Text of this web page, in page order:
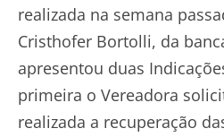
realizada na semana
Cristhofer Bortolli, da
apresentou duas
primeira o Vereadora
realizada a recuperação